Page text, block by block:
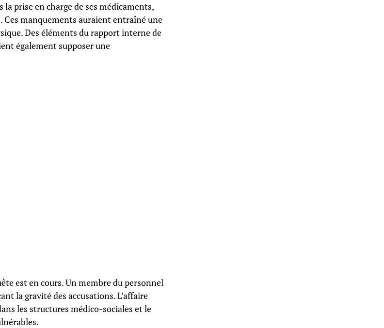
prise en charge de ses médicaments,
manquements auraient entraîné une
Des éléments du rapport interne de
également supposer une
est en cours. Un membre du personnel
la gravité des accusations. L’affaire
les structures médico-sociales et le